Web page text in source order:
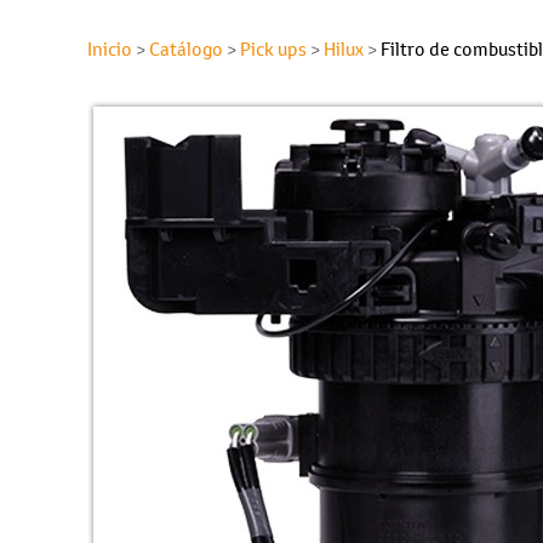
Inicio > Catálogo > Pick ups > Hilux > Filtro de